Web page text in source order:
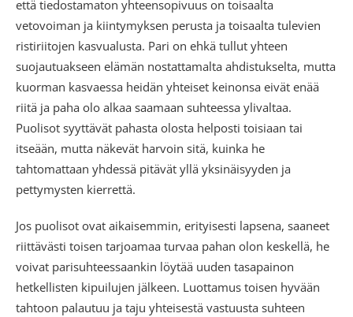
että tiedostamaton yhteensopivuus on toisaalta
vetovoiman ja kiintymyksen perusta ja toisaalta tulevien
ristiriitojen kasvualusta. Pari on ehkä tullut yhteen
suojautuakseen elämän nostattamalta ahdistukselta, mutta
kuorman kasvaessa heidän yhteiset keinonsa eivät enää
riitä ja paha olo alkaa saamaan suhteessa ylivaltaa.
Puolisot syyttävät pahasta olosta helposti toisiaan tai
itseään, mutta näkevät harvoin sitä, kuinka he
tahtomattaan yhdessä pitävät yllä yksinäisyyden ja
pettymysten kierrettä.
Jos puolisot ovat aikaisemmin, erityisesti lapsena, saaneet
riittävästi toisen tarjoamaa turvaa pahan olon keskellä, he
voivat parisuhteessaankin löytää uuden tasapainon
hetkellisten kipuilujen jälkeen. Luottamus toisen hyvään
tahtoon palautuu ja taju yhteisestä vastuusta suhteen